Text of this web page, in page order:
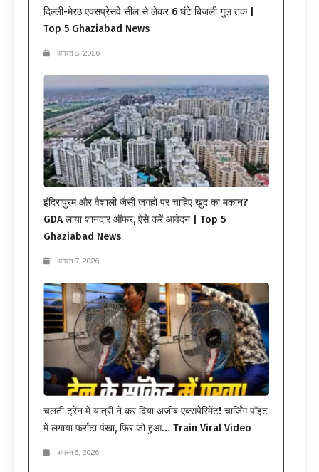
दिल्ली-मेरठ एक्सप्रेसवे सील से लेकर 6 घंटे बिजली गुल तक |
Top 5 Ghaziabad News
अगस्त 8, 2026
इंदिरापुरम और वैशाली जैसी जगहों पर चाहिए खुद का मकान?
GDA लाया शानदार ऑफर, ऐसे करें आवेदन | Top 5
Ghaziabad News
अगस्त 7, 2026
चलती ट्रेन में यात्री ने कर दिया अजीब एक्सपेरिमेंट! चार्जिंग पॉइंट
में लगाया फर्राटा पंखा, फिर जो हुआ… Train Viral Video
अगस्त 6, 2026